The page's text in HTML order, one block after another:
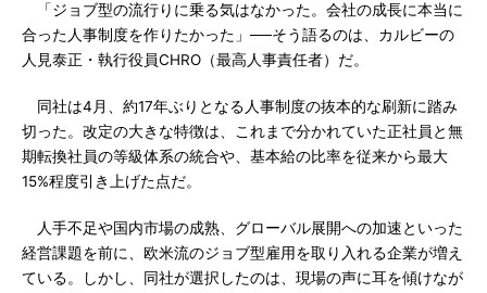
「ジョブ型の流行りに乗る気はなかった。会社の成長に本当に
合った人事制度を作りたかった」──そう語るのは、カルビーの
人見泰正・執行役員CHRO（最高人事責任者）だ。
同社は4月、約17年ぶりとなる人事制度の抜本的な刷新に踏み
切った。改定の大きな特徴は、これまで分かれていた正社員と無
期転換社員の等級体系の統合や、基本給の比率を従来から最大
15%程度引き上げた点だ。
人手不足や国内市場の成熟、グローバル展開への加速といった
経営課題を前に、欧米流のジョブ型雇用を取り入れる企業が増え
ている。しかし、同社が選択したのは、現場の声に耳を傾けなが